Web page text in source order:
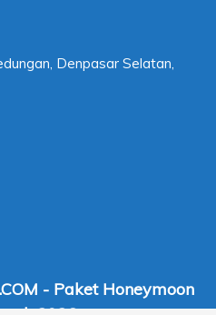
Denpasar Selatan,
- Paket Honeymoon